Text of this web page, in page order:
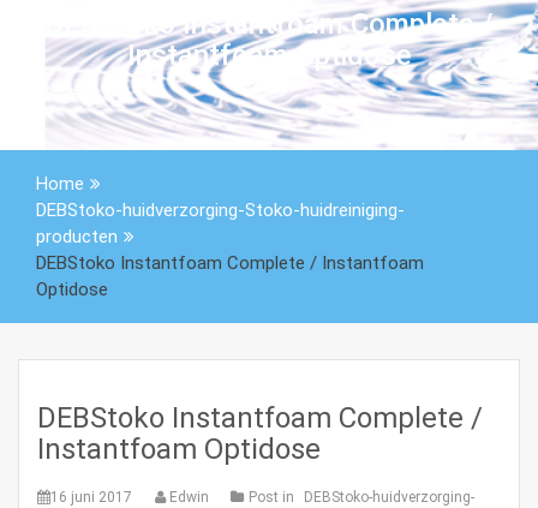
DEBStoko Instantfoam Complete /
Instantfoam Optidose
Home
DEBStoko-huidverzorging-Stoko-huidreiniging-
producten
DEBStoko Instantfoam Complete / Instantfoam
Optidose
DEBStoko Instantfoam Complete /
Instantfoam Optidose
16 juni 2017 Edwin Post in
DEBStoko-huidverzorging-